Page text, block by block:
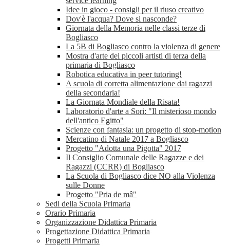
Idee in gioco - consigli per il riuso creativo
Dov'è l'acqua? Dove si nasconde?
Giornata della Memoria nelle classi terze di
Bogliasco
La 5B di Bogliasco contro la violenza di genere
Mostra d'arte dei piccoli artisti di terza della
primaria di Bogliasco
Robotica educativa in peer tutoring!
A scuola di corretta alimentazione dai ragazzi
della secondaria!
La Giornata Mondiale della Risata!
Laboratorio d'arte a Sori: "Il misterioso mondo
dell'antico Egitto"
Scienze con fantasia: un progetto di stop-motion
Mercatino di Natale 2017 a Bogliasco
Progetto "Adotta una Pigotta" 2017
Il Consiglio Comunale delle Ragazze e dei
Ragazzi (CCRR) di Bogliasco
La Scuola di Bogliasco dice NO alla Violenza
sulle Donne
Progetto "Pria de mâ"
Sedi della Scuola Primaria
Orario Primaria
Organizzazione Didattica Primaria
Progettazione Didattica Primaria
Progetti Primaria